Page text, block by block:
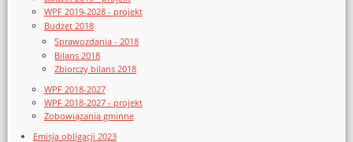
WPF 2019-2028 - projekt
Budżet 2018
Sprawozdania - 2018
Bilans 2018
Zbiorczy bilans 2018
WPF 2018-2027
WPF 2018-2027 - projekt
Zobowiązania gminne
Emisja obligacji 2023